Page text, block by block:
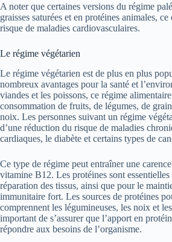
A noter que certaines versions du régime
graisses saturées et en protéines animales,
risque de maladies cardiovasculaires.
Le régime végétarien
Le régime végétarien est de plus en plus
nombreux avantages pour la santé et
viandes et les poissons, ce régime
consommation de fruits, de légumes, de
noix. Les personnes suivant un régime
d’une réduction du risque de maladies
cardiaques, le diabète et certains types de
Ce type de régime peut entraîner une
vitamine B12. Les protéines sont
réparation des tissus, ainsi que pour le
immunitaire fort. Les sources de protéines
comprennent les légumineuses, les noix et
important de s’assurer que l’apport en
répondre aux besoins de l’organisme.